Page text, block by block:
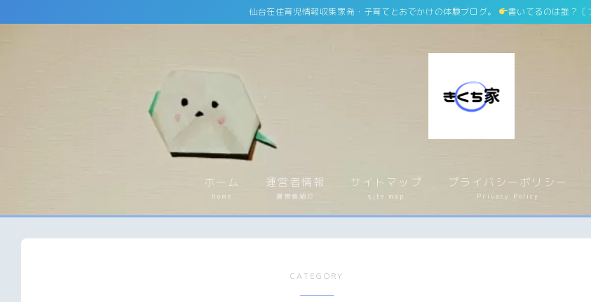
仙台在住育児情報収集家発・子育てとおでかけの体験ブログ。 書いてるのは誰？［
ホーム
home
運営者情報
運営者紹介
サイトマップ
site map
プライバシーポリシー
Privacy Policy
home
運営者情報 運営者紹介
CATEGORY